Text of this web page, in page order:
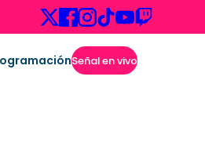
Señal en vivo